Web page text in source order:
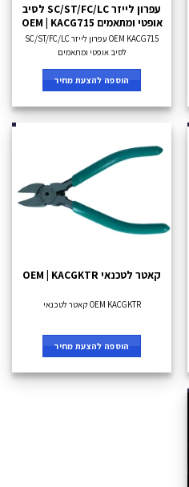
עפרון לייזר SC/ST/FC/LC לסיב
אופטי ומתאמים OEM | KACG715
OEM KACG715 עפרון לייזר SC/ST/FC/LC
לסיב אופטי ומתאמים
הוספה להצעת מחיר
קאטר לטכנאי OEM | KACGKTR
OEM KACGKTR קאטר לטכנאי
הוספה להצעת מחיר